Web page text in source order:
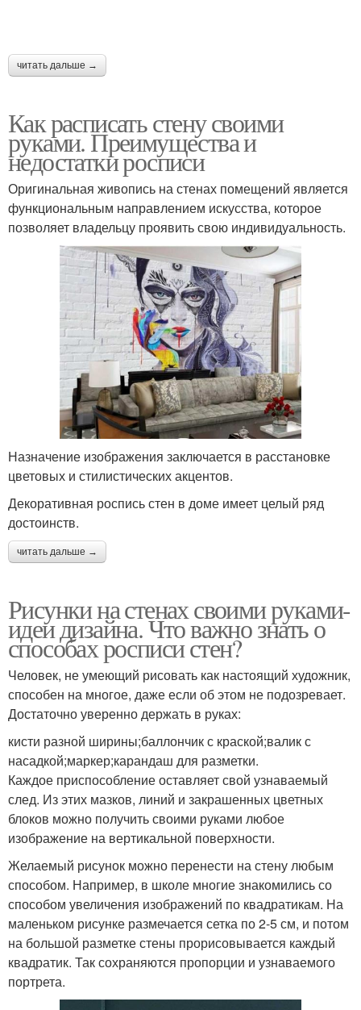
читать дальше →
Как расписать стену своими
руками. Преимущества и
недостатки росписи
Оригинальная живопись на стенах помещений является
функциональным направлением искусства, которое
позволяет владельцу проявить свою индивидуальность.
Назначение изображения заключается в расстановке
цветовых и стилистических акцентов.
Декоративная роспись стен в доме имеет целый ряд
достоинств.
читать дальше →
Рисунки на стенах своими руками-
идеи дизайна. Что важно знать о
способах росписи стен?
Человек, не умеющий рисовать как настоящий художник,
способен на многое, даже если об этом не подозревает.
Достаточно уверенно держать в руках:
кисти разной ширины;баллончик с краской;валик с
насадкой;маркер;карандаш для разметки.
Каждое приспособление оставляет свой узнаваемый
след. Из этих мазков, линий и закрашенных цветных
блоков можно получить своими руками любое
изображение на вертикальной поверхности.
Желаемый рисунок можно перенести на стену любым
способом. Например, в школе многие знакомились со
способом увеличения изображений по квадратикам. На
маленьком рисунке размечается сетка по 2-5 см, и потом
на большой разметке стены прорисовывается каждый
квадратик. Так сохраняются пропорции и узнаваемого
портрета.